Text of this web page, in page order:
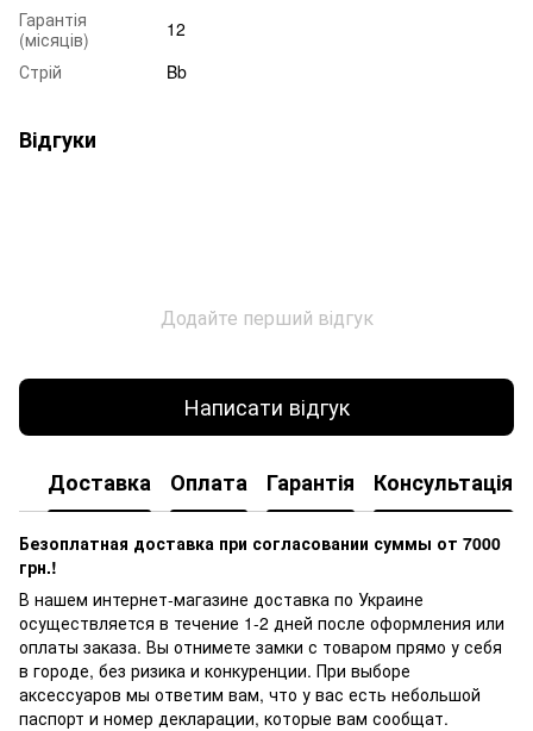
Гарантія
(місяців)
12
Стрій
Bb
Відгуки
Додайте перший відгук
Написати відгук
Доставка Оплата Гарантія Консультація
Безоплатная доставка при согласовании суммы от 7000
грн.!
В нашем интернет-магазине доставка по Украине
осуществляется в течение 1-2 дней после оформления или
оплаты заказа. Вы отнимете замки с товаром прямо у себя
в городе, без ризика и конкуренции. При выборе
аксессуаров мы ответим вам, что у вас есть небольшой
паспорт и номер декларации, которые вам сообщат.